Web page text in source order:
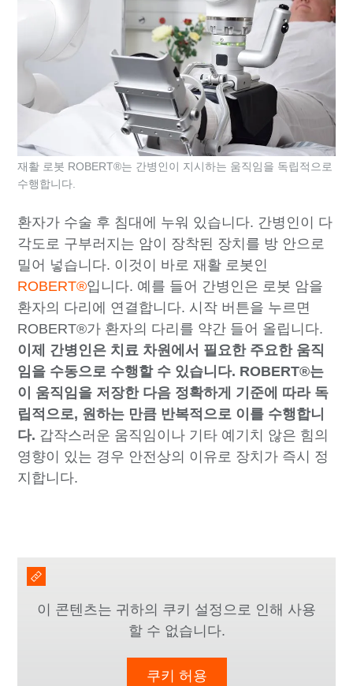
환자가 수술 후 침대에 누워 있습니다. 간병인이 다
각도로 구부러지는 암이 장착된 장치를 방 안으로
밀어 넣습니다. 이것이 바로 재활 로봇인
ROBERT®입니다. 예를 들어 간병인은 로봇 암을
환자의 다리에 연결합니다. 시작 버튼을 누르면
ROBERT®가 환자의 다리를 약간 들어 올립니다.
이제 간병인은 치료 차원에서 필요한 주요한 움직
임을 수동으로 수행할 수 있습니다. ROBERT®는
이 움직임을 저장한 다음 정확하게 기준에 따라 독
립적으로, 원하는 만큼 반복적으로 이를 수행합니
다. 갑작스러운 움직임이나 기타 예기치 않은 힘의
영향이 있는 경우 안전상의 이유로 장치가 즉시 정
지합니다.
재활 로봇 ROBERT®는 간병인이 지시하는 움직임을 독립적으로
수행합니다.
이 콘텐츠는 귀하의 쿠키 설정으로 인해 사용
할 수 없습니다.
쿠키 허용